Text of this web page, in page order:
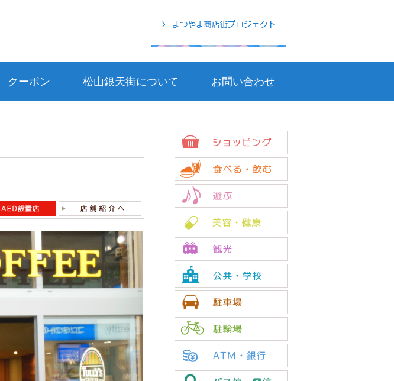
山銀天街商店街公式ホームページ Matsuyama Gintengai Official Website
クーポン 松山銀天街について お問い合わせ